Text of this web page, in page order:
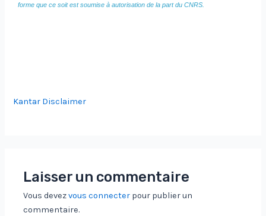
forme que ce soit est soumise à autorisation de la part du CNRS.
Kantar Disclaimer
Laisser un commentaire
Vous devezvous connecter pour publier un
commentaire.